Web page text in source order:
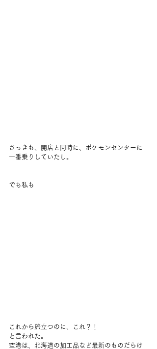
さっきも、開店と同時に、ポケモンセンターに
一番乗りしていたし。
でも私も
これから旅立つのに、これ？！
と言われた。
空港は、北海道の加工品など最新のものだらけ